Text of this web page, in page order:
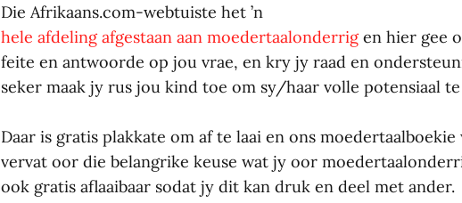
Die Afrikaans.com-webtuiste het ’n
hele afdeling afgestaan aan moedertaalonderrigen hier gee
feite en antwoorde op jou vrae, en kry jy raad en
seker maak jy rus jou kind toe om sy/haar volle potensiaal
Daar is gratis plakkate om af te laai en ons
vervat oor die belangrike keuse wat jy oor
ook gratis aflaaibaar sodat jy dit kan druk en deel met ander.